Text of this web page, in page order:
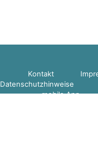
Kontakt
Datenschutzhinweise
mobile App